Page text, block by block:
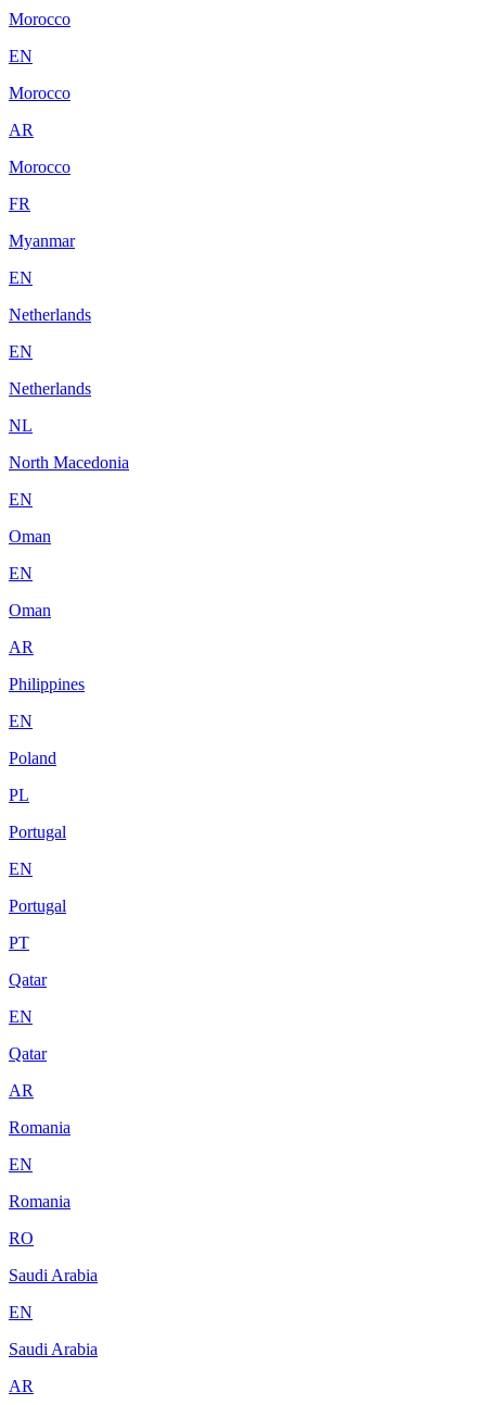
Morocco
EN
Morocco
AR
Morocco
FR
Myanmar
EN
Netherlands
EN
Netherlands
NL
North Macedonia
EN
Oman
EN
Oman
AR
Philippines
EN
Poland
PL
Portugal
EN
Portugal
PT
Qatar
EN
Qatar
AR
Romania
EN
Romania
RO
Saudi Arabia
EN
Saudi Arabia
AR